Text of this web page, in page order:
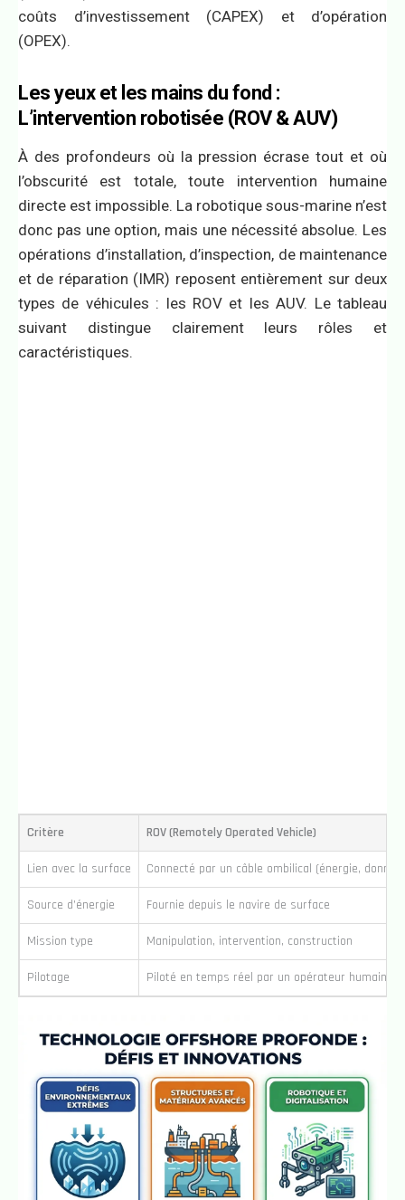
coûts d’investissement (CAPEX) et d’opération
(OPEX).
Les yeux et les mains du fond :
L’intervention robotisée (ROV & AUV)
À des profondeurs où la pression écrase tout et où
l’obscurité est totale, toute intervention humaine
directe est impossible. La robotique sous-marine n’est
donc pas une option, mais une nécessité absolue. Les
opérations d’installation, d’inspection, de maintenance
et de réparation (IMR) reposent entièrement sur deux
types de véhicules : les ROV et les AUV. Le tableau
suivant distingue clairement leurs rôles et
caractéristiques.
Critère ROV (Remotely Operated Vehicle)
Lien avec la surface Connecté par un câble ombilical (énergie,
Source d’énergie Fournie depuis le navire de surface
Mission type Manipulation, intervention, construction
Pilotage Piloté en temps réel par un opérateur humain